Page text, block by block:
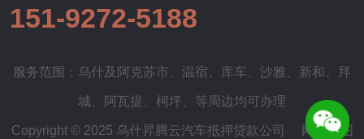
151-9272-5188
服务范围：乌什及 阿克苏市 温宿 库车 沙雅 新和 拜
城 阿瓦提 柯坪 、等周边均可办理
Copyright © 2025 乌什昇腾云汽车抵押贷款公司 网站地图